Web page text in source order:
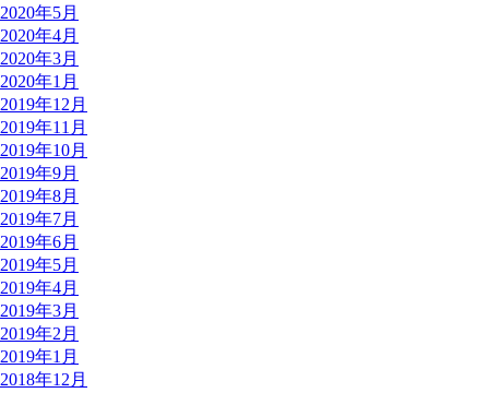
2020年5月
2020年4月
2020年3月
2020年1月
2019年12月
2019年11月
2019年10月
2019年9月
2019年8月
2019年7月
2019年6月
2019年5月
2019年4月
2019年3月
2019年2月
2019年1月
2018年12月